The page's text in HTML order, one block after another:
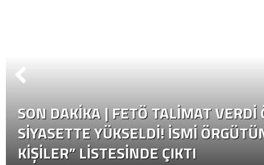
SON DAKİKA | FETÖ TALIMAT VERDI
SIYASETTE YÜKSELDI! İSMI
KIŞILER” LISTESINDE ÇIKTI